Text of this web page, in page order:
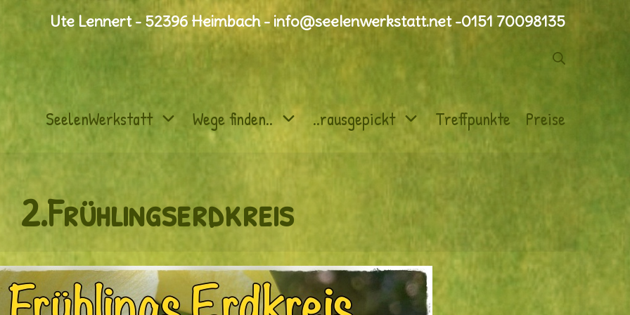
Ute Lennert - 52396 Heimbach - info@seelenwerkstatt.net -0151 70098135
SeelenWerkstatt Wege finden.. ..rausgepickt Treffpunkte Preise
2.Frühlingserdkreis